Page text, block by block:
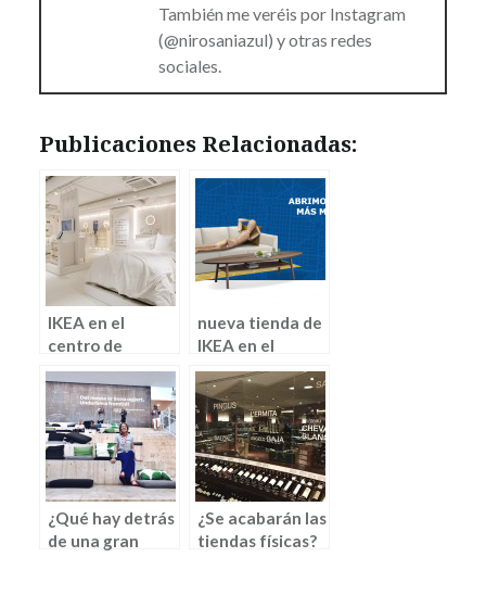
También me veréis por Instagram
(@nirosaniazul) y otras redes
sociales.
Publicaciones Relacionadas:
IKEA en el
centro de
Madrid: su
tienda
«temporary
Dormitorios»
#IKEAconCuerpoSerrano
(por Jaione
Yabar)
nueva tienda de
IKEA en el
centro de
Madrid
¿Qué hay detrás
de una gran
¿Se acabarán las
tiendas físicas?